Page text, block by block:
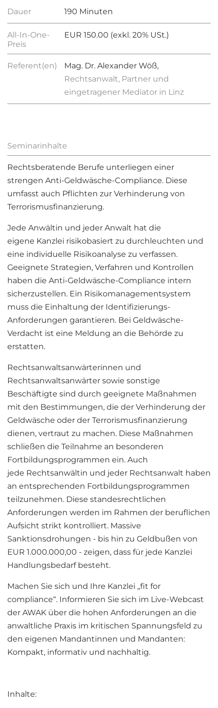
Dauer 190 Minuten
All-In-One-
Preis
EUR 150.00 (exkl. 20% USt.)
Referent(en)
Mag. Dr. Alexander Wöß,
Rechtsanwalt, Partner und
eingetragener Mediator in Linz
Seminarinhalte
Rechtsberatende Berufe unterliegen einer
strengen Anti-Geldwäsche-Compliance. Diese
umfasst auch Pflichten zur Verhinderung von
Terrorismusfinanzierung.
Jede Anwältin und jeder Anwalt hat die
eigene Kanzlei risikobasiert zu durchleuchten und
eine individuelle Risikoanalyse zu verfassen.
Geeignete Strategien, Verfahren und Kontrollen
haben die Anti-Geldwäsche-Compliance intern
sicherzustellen. Ein Risikomanagementsystem
muss die Einhaltung der Identifizierungs-
Anforderungen garantieren. Bei Geldwäsche-
Verdacht ist eine Meldung an die Behörde zu
erstatten.
Rechtsanwaltsanwärterinnen und
Rechtsanwaltsanwärter sowie sonstige
Beschäftigte sind durch geeignete Maßnahmen
mit den Bestimmungen, die der Verhinderung der
Geldwäsche oder der Terrorismusfinanzierung
dienen, vertraut zu machen. Diese Maßnahmen
schließen die Teilnahme an besonderen
Fortbildungsprogrammen ein. Auch
jede Rechtsanwältin und jeder Rechtsanwalt haben
an entsprechenden Fortbildungsprogrammen
teilzunehmen. Diese standesrechtlichen
Anforderungen werden im Rahmen der beruflichen
Aufsicht strikt kontrolliert. Massive
Sanktionsdrohungen - bis hin zu Geldbußen von
EUR 1.000.000,00 - zeigen, dass für jede Kanzlei
Handlungsbedarf besteht.
Machen Sie sich und Ihre Kanzlei „fit for
compliance“. Informieren Sie sich im Live-Webcast
der AWAK über die hohen Anforderungen an die
anwaltliche Praxis im kritischen Spannungsfeld zu
den eigenen Mandantinnen und Mandanten:
Kompakt, informativ und nachhaltig.
Inhalte: